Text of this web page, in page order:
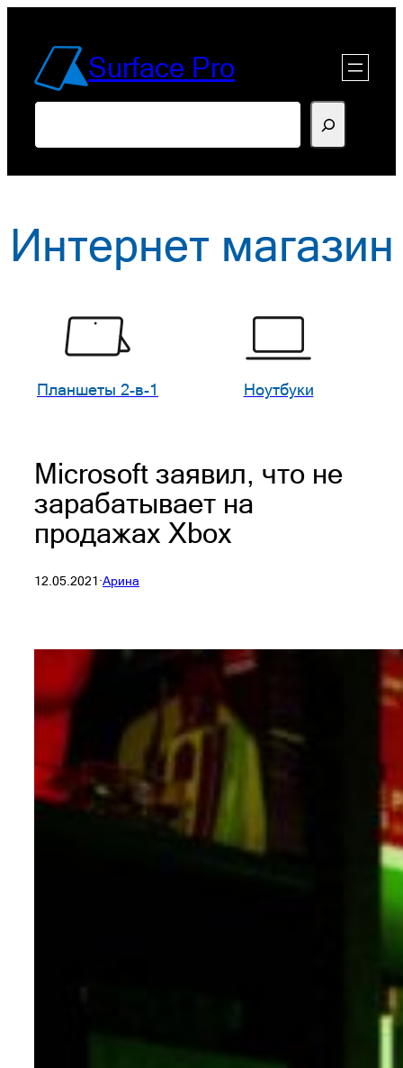
содержимомуSurface Pro
Интернет магазин
Планшеты 2-в-1 Ноутбуки
Microsoft заявил, что не
зарабатывает на
продажах Xbox
12.05.2021·Арина